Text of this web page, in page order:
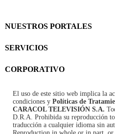
NUESTROS PORTALES
SERVICIOS
CORPORATIVO
El uso de este sitio web implica la
condiciones y Políticas de
CARACOL TELEVISIÓN S.A.
D.R.A. Prohibida su reproducción
traducción a cualquier idioma sin